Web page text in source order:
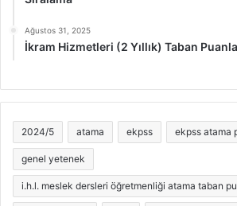
Ağustos 31, 2025
İkram Hizmetleri (2 Yıllık) Taban
2024/5 atama ekpss ekpss atama
genel yetenek
i.h.l. meslek dersleri öğretmenliği atama taban